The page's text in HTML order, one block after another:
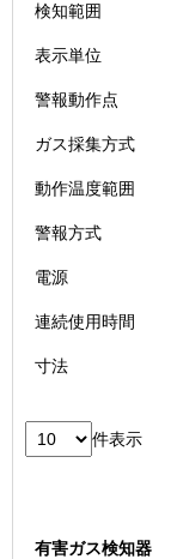
検知範囲
表示単位
警報動作点
ガス採集方式
動作温度範囲
警報方式
電源
連続使用時間
寸法
件表示
有害ガス検知器